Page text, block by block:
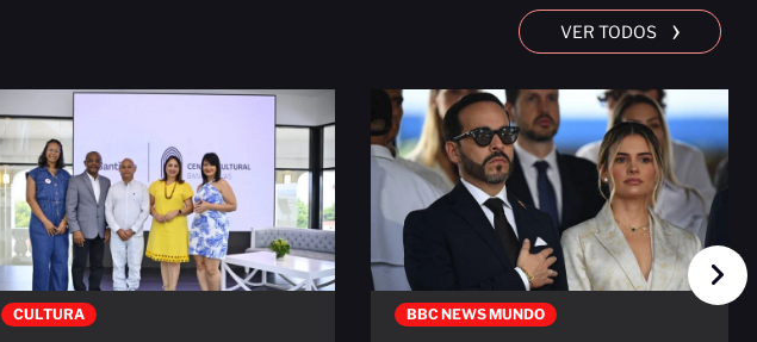
VER TODOS ›
CULTURA BBC NEWS MUNDO